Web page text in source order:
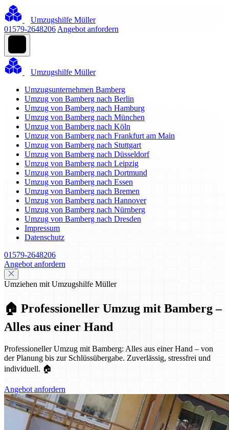
Umzugshilfe Müller
01579-2648206 Angebot anfordern
Umzugshilfe Müller
Umzugsunternehmen Bamberg
Umzug von Bamberg nach Berlin
Umzug von Bamberg nach Hamburg
Umzug von Bamberg nach München
Umzug von Bamberg nach Köln
Umzug von Bamberg nach Frankfurt am Main
Umzug von Bamberg nach Stuttgart
Umzug von Bamberg nach Düsseldorf
Umzug von Bamberg nach Leipzig
Umzug von Bamberg nach Dortmund
Umzug von Bamberg nach Essen
Umzug von Bamberg nach Bremen
Umzug von Bamberg nach Hannover
Umzug von Bamberg nach Nürnberg
Umzug von Bamberg nach Dresden
Impressum
Datenschutz
01579-2648206
Angebot anfordern
Umziehen mit Umzugshilfe Müller
🏠 Professioneller Umzug mit Bamberg –
Alles aus einer Hand
Professioneller Umzug mit Bamberg: Alles aus einer Hand – von
der Planung bis zur Schlüssübergabe. Zuverlässig, stressfrei und
individuell. 🏠
Angebot anfordern